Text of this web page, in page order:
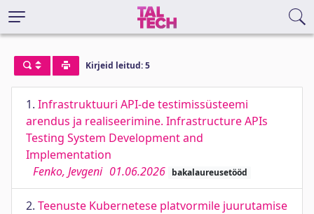
Kirjeid leitud: 5
1. Infrastruktuuri API-de testimissüsteemi
arendus ja realiseerimine. Infrastructure APIs
Testing System Development and
Implementation
Fenko, Jevgeni 01.06.2026 bakalaureusetööd
2. Teenuste Kubernetese platvormile juurutamise